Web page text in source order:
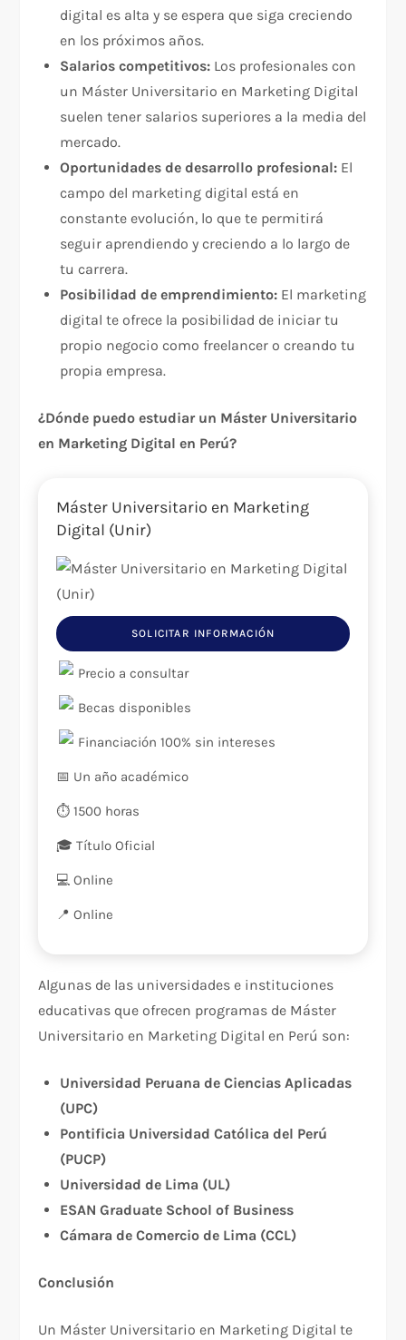
digital es alta y se espera que siga creciendo
en los próximos años.
Salarios competitivos: Los profesionales con
un Máster Universitario en Marketing Digital
suelen tener salarios superiores a la media del
mercado.
Oportunidades de desarrollo profesional: El
campo del marketing digital está en
constante evolución, lo que te permitirá
seguir aprendiendo y creciendo a lo largo de
tu carrera.
Posibilidad de emprendimiento: El marketing
digital te ofrece la posibilidad de iniciar tu
propio negocio como freelancer o creando tu
propia empresa.
¿Dónde puedo estudiar un Máster Universitario
en Marketing Digital en Perú?
Máster Universitario en Marketing
Digital (Unir)
Precio a consultar
Becas disponibles
Financiación 100% sin intereses
📅 Un año académico
⏱️ 1500 horas
🎓 Título Oficial
💻 Online
📍️ Online
SOLICITAR INFORMACIÓN
Algunas de las universidades e instituciones
educativas que ofrecen programas de Máster
Universitario en Marketing Digital en Perú son:
Universidad Peruana de Ciencias Aplicadas
(UPC)
Pontificia Universidad Católica del Perú
(PUCP)
Universidad de Lima (UL)
ESAN Graduate School of Business
Cámara de Comercio de Lima (CCL)
Conclusión
Un Máster Universitario en Marketing Digital te